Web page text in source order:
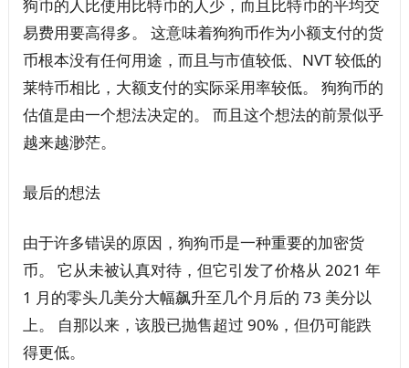
狗币的人比使用比特币的人少，而且比特币的平均交
易费用要高得多。 这意味着狗狗币作为小额支付的货
币根本没有任何用途，而且与市值较低、NVT 较低的
莱特币相比，大额支付的实际采用率较低。 狗狗币的
估值是由一个想法决定的。 而且这个想法的前景似乎
越来越渺茫。
最后的想法
由于许多错误的原因，狗狗币是一种重要的加密货
币。 它从未被认真对待，但它引发了价格从 2021 年
1 月的零头几美分大幅飙升至几个月后的 73 美分以
上。 自那以来，该股已抛售超过 90%，但仍可能跌
得更低。